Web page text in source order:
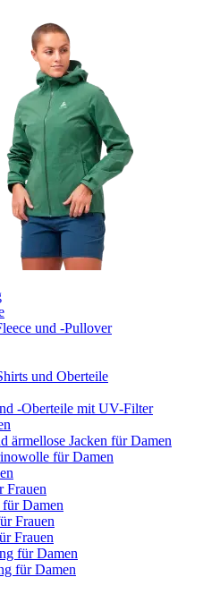
und -Pullover
und Oberteile
-Oberteile mit UV-Filter
ärmellose Jacken für Damen
für Damen
Frauen
für Damen
Frauen
Frauen
für Damen
für Damen